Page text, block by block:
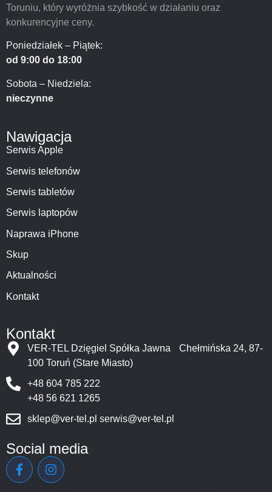
Toruniu, który wyróżnia szybkość w działaniu oraz
konkurencyjne ceny.
Poniedziałek – Piątek:
od 9:00 do 18:00
Sobota – Niedziela:
nieczynne
Nawigacja
Serwis Apple
Serwis telefonów
Serwis tabletów
Serwis laptopów
Naprawa iPhone
Skup
Aktualności
Kontakt
Kontakt
VER-TEL Dzięgiel Spółka Jawna Chełmińska 24, 87-
100 Toruń (Stare Miasto)
+48 604 785 222
+48 56 621 1265
sklep@ver-tel.pl serwis@ver-tel.pl
Social media